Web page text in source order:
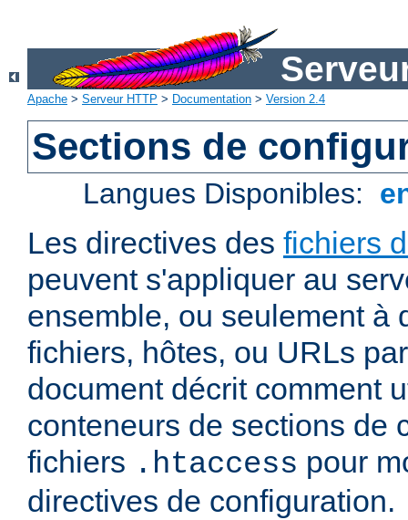
Apache > Serveur HTTP > Documentation > Version 2.4
Sections de
Langues Disponibles:
Les directives des fichiers
peuvent s'appliquer au
ensemble, ou seulement à
fichiers, hôtes, ou URLs
document décrit comment
conteneurs de sections de
fichiers .htaccess pour
directives de configuration.